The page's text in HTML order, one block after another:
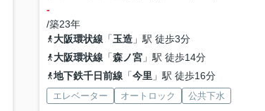
-
/築23年
大阪環状線「玉造」駅 徒歩3分
大阪環状線「森ノ宮」駅 徒歩14分
地下鉄千日前線「今里 」駅 徒歩16分
エレベーター オートロック 公共下水